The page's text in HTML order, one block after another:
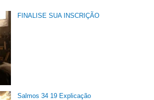
FINALISE SUA INSCRIÇÃO
Salmos 34 19 Explicação